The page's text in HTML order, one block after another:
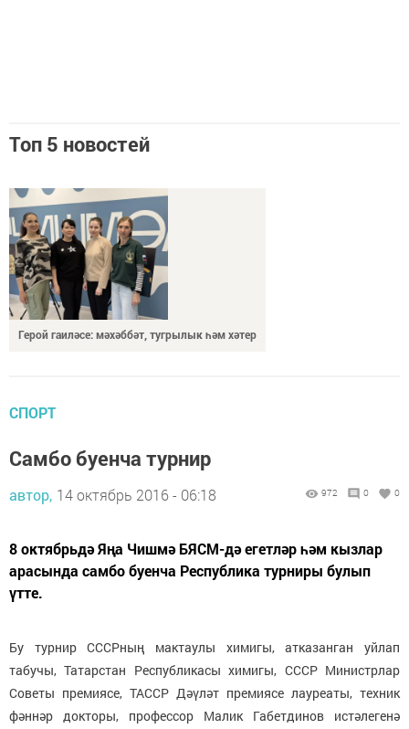
Топ 5 новостей
Герой гаиләсе: мәхәббәт, тугрылык һәм хәтер
СПОРТ
Самбо буенча турнир
автор, 14 октябрь 2016 - 06:18 972 0 0
8 октябрьдә Яңа Чишмә БЯСМ-дә егетләр һәм кызлар
арасында самбо буенча Республика турниры булып
үтте.
Бу турнир СССРның мактаулы химигы, атказанган уйлап
табучы, Татарстан Республикасы химигы, СССР Министрлар
Советы премиясе, ТАССР Дәүләт премиясе лауреаты, техник
фәннәр докторы, профессор Малик Габетдинов истәлегенә